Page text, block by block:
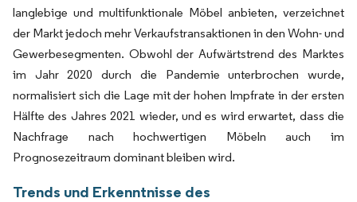
langlebige und multifunktionale Möbel anbieten, verzeichnet
der Markt jedoch mehr Verkaufstransaktionen in den Wohn- und
Gewerbesegmenten. Obwohl der Aufwärtstrend des Marktes
im Jahr 2020 durch die Pandemie unterbrochen wurde,
normalisiert sich die Lage mit der hohen Impfrate in der ersten
Hälfte des Jahres 2021 wieder, und es wird erwartet, dass die
Nachfrage nach hochwertigen Möbeln auch im
Prognosezeitraum dominant bleiben wird.
Trends und Erkenntnisse des